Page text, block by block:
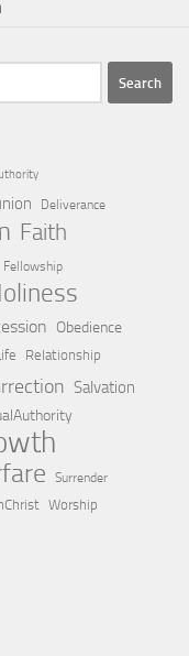
Deliverance
Faith
Fellowship
Obedience
Relationship
Salvation
Surrender
Worship